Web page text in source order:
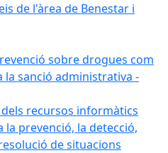
de l'àrea de Benestar i
sobre drogues com
la sanció administrativa -
recursos informàtics
la prevenció, la detecció,
de situacions